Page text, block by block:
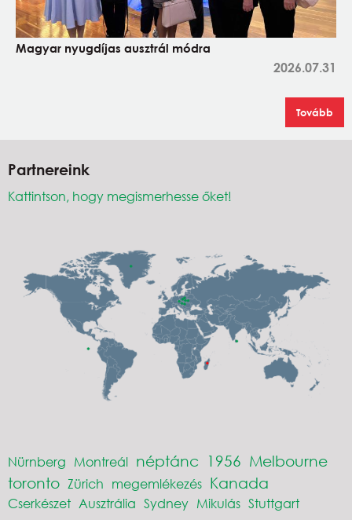
Magyar nyugdíjas ausztrál módra
2026.07.31
Tovább
Partnereink
Kattintson, hogy megismerhesse őket!
Nürnberg Montreál néptánc 1956 Melbourne
toronto Zürich megemlékezés Kanada
Cserkészet Ausztrália Sydney Mikulás Stuttgart